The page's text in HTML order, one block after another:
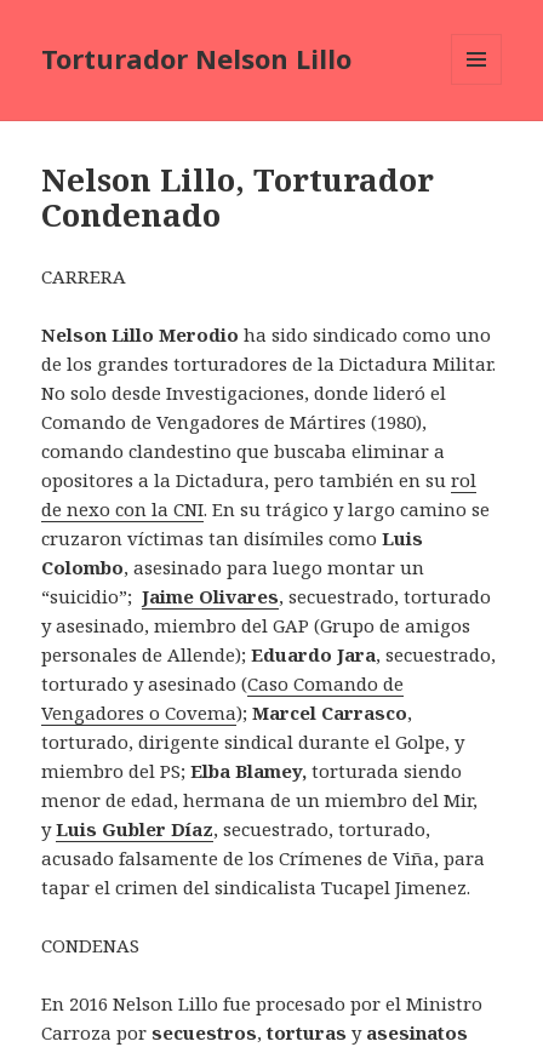
Torturador Nelson Lillo
Nelson Lillo, Torturador
Condenado
CARRERA
Nelson Lillo Merodio ha sido sindicado como uno
de los grandes torturadores de la Dictadura Militar.
No solo desde Investigaciones, donde lideró el
Comando de Vengadores de Mártires (1980),
comando clandestino que buscaba eliminar a
opositores a la Dictadura, pero también en surol
de nexo con la CNI. En su trágico y largo camino se
cruzaron víctimas tan disímiles comoLuis
Colombo, asesinado para luego montar un
“suicidio”;Jaime Olivares, secuestrado, torturado
y asesinado, miembro del GAP (Grupo de amigos
personales de Allende);Eduardo Jara, secuestrado,
torturado y asesinado (Caso Comando de
Vengadores o Covema);Marcel Carrasco,
torturado, dirigente sindical durante el Golpe, y
miembro del PS;Elba Blamey, torturada siendo
menor de edad, hermana de un miembro del Mir,
yLuis Gubler Díaz, secuestrado, torturado,
acusado falsamente de los Crímenes de Viña, para
tapar el crimen del sindicalista Tucapel Jimenez.
CONDENAS
En 2016 Nelson Lillo fue procesado por el Ministro
Carroza porsecuestros,torturas y asesinatos